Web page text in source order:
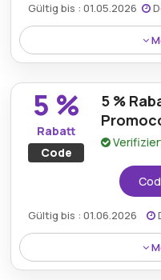
Gültig bis : 01.05.2026
Profitieren Sie vom
ausgewählte
Bezahlvorgang einen
5 %
Rabatt
Code
5 %
Gültig bis : 01.06.2026
Lösen Sie einen Baby